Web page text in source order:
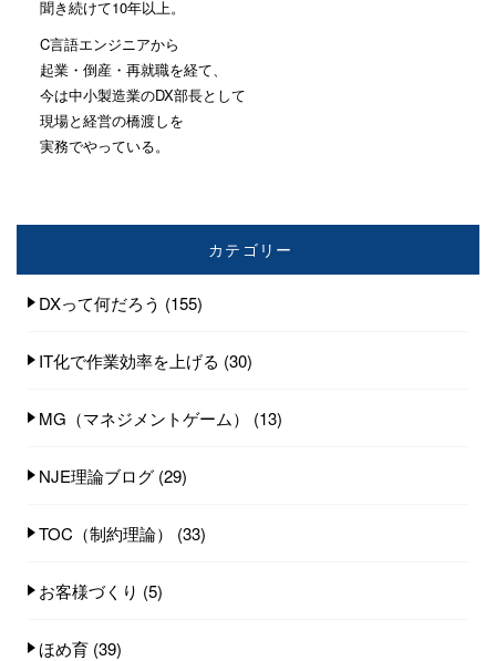
聞き続けて10年以上。
C言語エンジニアから
起業・倒産・再就職を経て、
今は中小製造業のDX部長として
現場と経営の橋渡しを
実務でやっている。
カテゴリー
DXって何だろう (155)
IT化で作業効率を上げる (30)
MG（マネジメントゲーム） (13)
NJE理論ブログ (29)
TOC（制約理論） (33)
お客様づくり (5)
ほめ育 (39)